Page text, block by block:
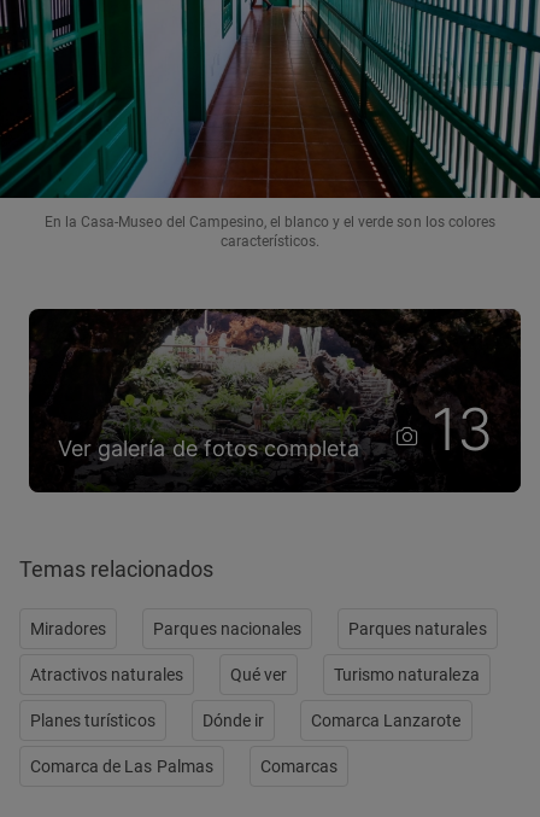
En la Casa-Museo del Campesino, el blanco y el verde son los colores
característicos.
Ver galería de fotos completa 13
Temas relacionados
Miradores Parques nacionales Parques naturales
Atractivos naturales Qué ver Turismo naturaleza
Planes turísticos Dónde ir Comarca Lanzarote
Comarca de Las Palmas Comarcas